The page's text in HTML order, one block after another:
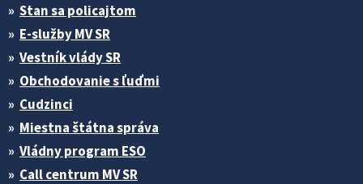
Stan sa policajtom
E-služby MV SR
Vestník vlády SR
Obchodovanie s ľuďmi
Cudzinci
Miestna štátna správa
Vládny program ESO
Call centrum MV SR